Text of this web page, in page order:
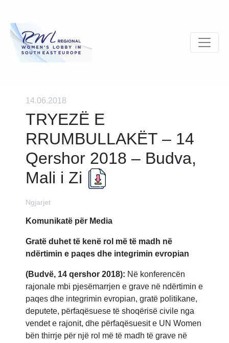
14.06.2018
TRYEZË E
RRUMBULLAKËT – 14
Qershor 2018 – Budva,
Mali i Zi
Ngjarjet
Komunikatë për Media
Gratë duhet të kenë rol më të madh në
ndërtimin e paqes dhe integrimin evropian
(Budvë, 14 qershor 2018): Në konferencën
rajonale mbi pjesëmarrjen e grave në ndërtimin e
paqes dhe integrimin evropian, gratë politikane,
deputete, përfaqësuese të shoqërisë civile nga
vendet e rajonit, dhe përfaqësuesit e UN Women
bën thirrje për një rol më të madh të grave në